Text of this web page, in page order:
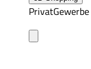
PrivatGewerbe